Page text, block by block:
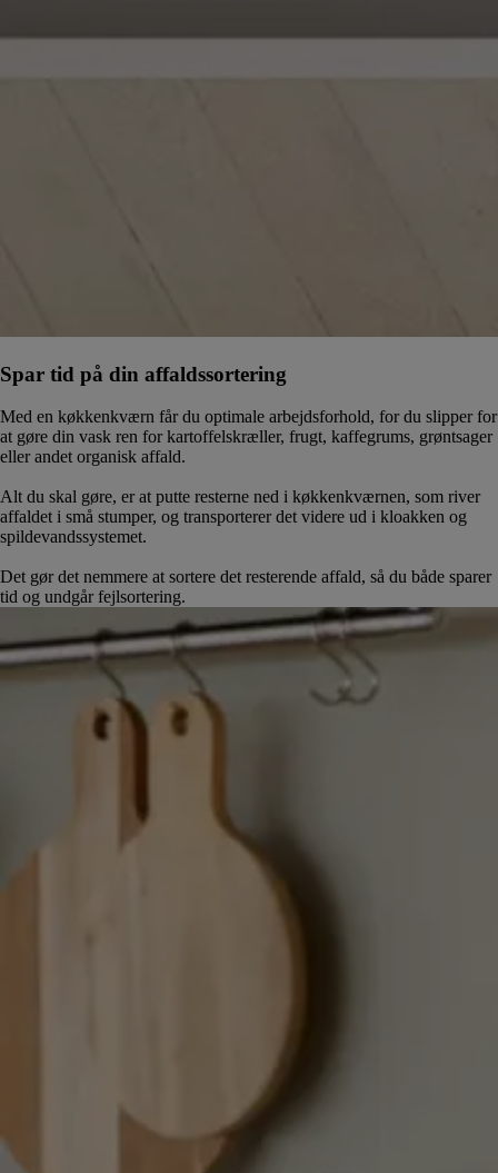
Spar tid på din affaldssortering
Med en køkkenkværn får du optimale arbejdsforhold, for du slipper for
at gøre din vask ren for kartoffelskræller, frugt, kaffegrums, grøntsager
eller andet organisk affald.
Alt du skal gøre, er at putte resterne ned i køkkenkværnen, som river
affaldet i små stumper, og transporterer det videre ud i kloakken og
spildevandssystemet.
Det gør det nemmere at sortere det resterende affald, så du både sparer
tid og undgår fejlsortering.